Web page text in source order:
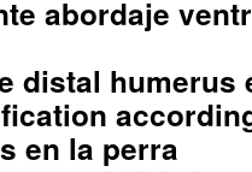
abordaje
distal humerus
en la perra